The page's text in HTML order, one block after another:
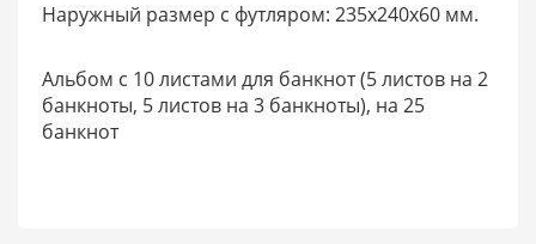
Наружный размер с футляром: 235х240х60 мм.
Альбом с 10 листами для банкнот (5 листов на 2
банкноты, 5 листов на 3 банкноты), на 25
банкнот